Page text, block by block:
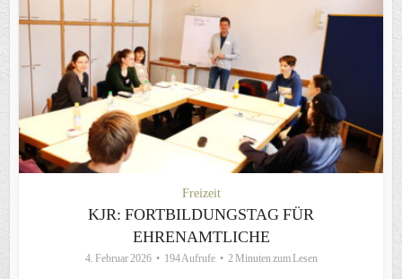
Freizeit
KJR: FORTBILDUNGSTAG FÜR
EHRENAMTLICHE
4. Februar 2026 194 Aufrufe 2 Minuten zum Lesen